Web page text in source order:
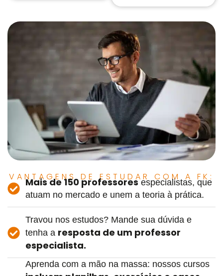
VANTAGENS DE ESTUDAR COM A FK:
Mais de 150 professoresespecialistas, que
atuam no mercado e unem a teoria à prática.
Travou nos estudos? Mande sua dúvida e
tenha a resposta de um professor
especialista.
Aprenda com a mão na massa: nossos cursos